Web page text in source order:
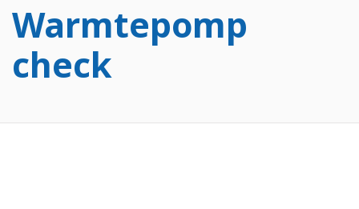
Warmtepomp
check